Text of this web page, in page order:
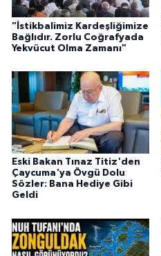
"İstikbalimiz Kardeşliğimize
Bağlıdır. Zorlu Coğrafyada
Yekvücut Olma Zamanı"
Eski Bakan Tınaz Titiz'den
Çaycuma'ya Övgü Dolu
Sözler: Bana Hediye Gibi
Geldi